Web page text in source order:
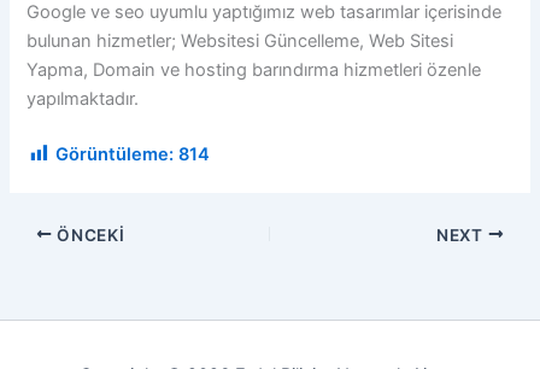
Google ve seo uyumlu yaptığımız web tasarımlar içerisinde
bulunan hizmetler; Websitesi Güncelleme, Web Sitesi
Yapma, Domain ve hosting barındırma hizmetleri özenle
yapılmaktadır.
Görüntüleme: 814
ÖNCEKI NEXT